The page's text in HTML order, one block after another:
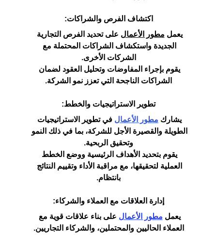
اكتشاف الفرص والشراكات:
يعمل مطور الأعمال على تحديد الفرص التجارية
الجديدة واستكشاف الشراكات المحتملة مع
الشركات الأخرى.
يقوم بإجراء المفاوضات وتحليل العقود لضمان
الشراكات الناجحة التي تعزز نمو الشركة.
تطوير الاستراتيجيات والخطط:
يشارك مطور الأعمال في تطوير الاستراتيجيات
الطويلة والقصيرة الأجل للشركة، بما في ذلك النمو
وتحقيق الربحية.
يقوم بتحديد الأهداف الرئيسية ووضع الخطط
العملية لتحقيقها، مع مراقبة الأداء وتقييم النتائج
بانتظام.
إدارة العلاقات مع العملاء والشركاء:
يعمل مطور الأعمال على بناء علاقات قوية مع
العملاء الحاليين والمحتملين، والشركاء التجاريين.